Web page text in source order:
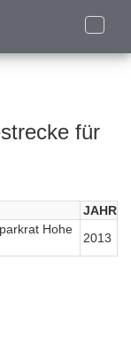
Toggle
für
JAHR
Hohe
2013